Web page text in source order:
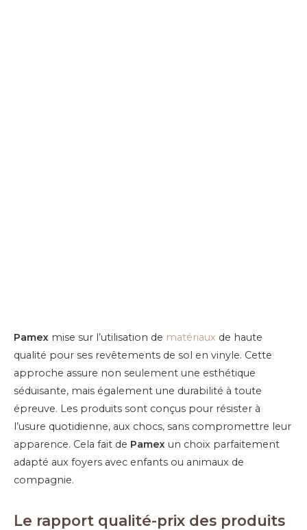
Pamex mise sur l’utilisation de matériaux de haute
qualité pour ses revêtements de sol en vinyle. Cette
approche assure non seulement une esthétique
séduisante, mais également une durabilité à toute
épreuve. Les produits sont conçus pour résister à
l’usure quotidienne, aux chocs, sans compromettre leur
apparence. Cela fait de Pamex un choix parfaitement
adapté aux foyers avec enfants ou animaux de
compagnie.
Le rapport qualité-prix des produits